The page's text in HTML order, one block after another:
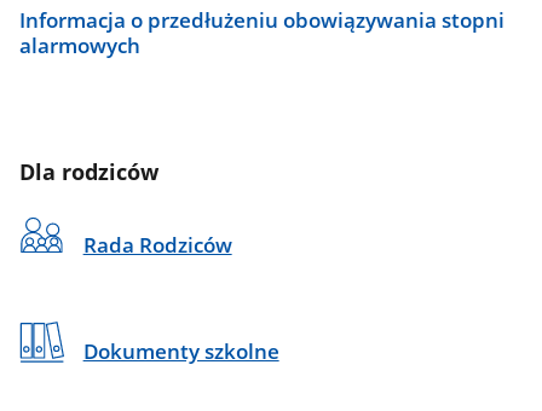
Informacja o przedłużeniu obowiązywania stopni
alarmowych
Dla rodziców
Rada Rodziców
Dokumenty szkolne